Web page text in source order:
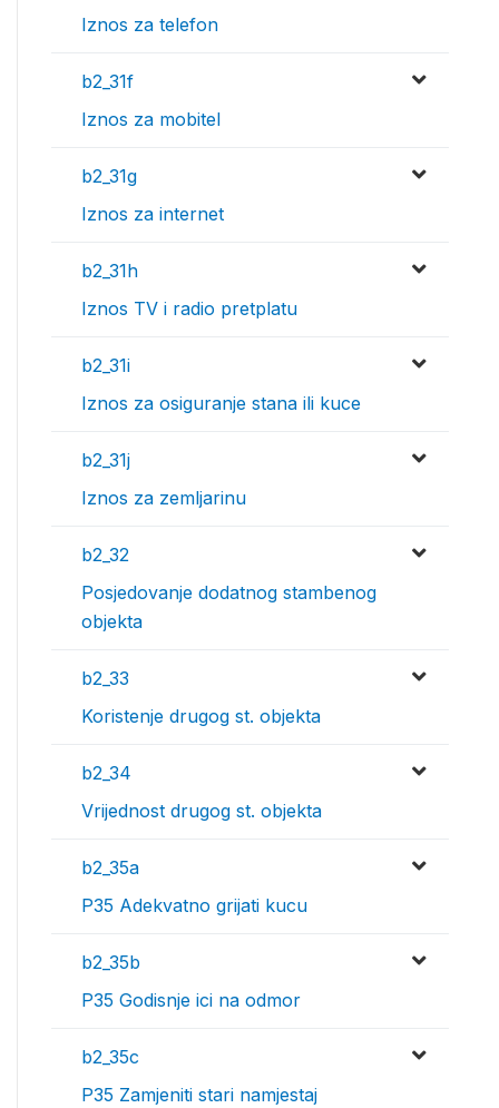
Iznos za telefon
b2_31f
Iznos za mobitel
b2_31g
Iznos za internet
b2_31h
Iznos TV i radio pretplatu
b2_31i
Iznos za osiguranje stana ili kuce
b2_31j
Iznos za zemljarinu
b2_32
Posjedovanje dodatnog stambenog
objekta
b2_33
Koristenje drugog st. objekta
b2_34
Vrijednost drugog st. objekta
b2_35a
P35 Adekvatno grijati kucu
b2_35b
P35 Godisnje ici na odmor
b2_35c
P35 Zamjeniti stari namjestaj